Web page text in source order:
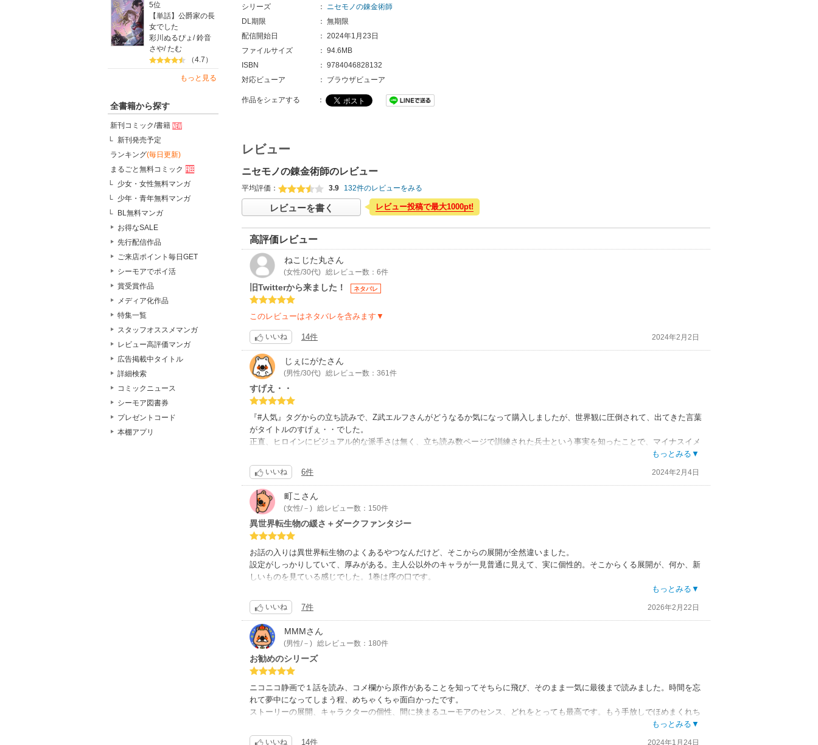
5位
【単話】公爵家の長
女でした
彩川ぬるぴょ /鈴音
さや/たむ
（4.7）
もっと見る
全書籍から探す
新刊コミック/書籍
新刊発売予定
ランキング(毎日更新)
まるごと無料コミック
少女・女性無料マンガ
少年・青年無料マンガ
BL無料マンガ
お得なSALE
先行配信作品
ご来店ポイント毎日GET
シーモアでポイ活
賞受賞作品
メディア化作品
特集一覧
スタッフオススメマンガ
レビュー高評価マンガ
広告掲載中タイトル
詳細検索
コミックニュース
シーモア図書券
プレゼントコード
本棚アプリ
シリーズ
：
ニセモノの錬金術師
DL期限
： 無期限
配信開始日
： 2024年1月23日
ファイルサイズ
： 94.6MB
ISBN
： 9784046828132
対応ビューア
： ブラウザビューア
作品をシェアする ：
レビュー
ニセモノの錬金術師のレビュー
平均評価： 3.9 132件のレビューをみる
レビューを書く レビュー投稿で最大1000pt!
高評価レビュー
ねこじた丸さん
(女性/30代) 総レビュー数：6件
旧Twitterから来ました！ ネタバレ
このレビューはネタバレを含みます▼
いいね 14件 2024年2月2日
じぇにがた さん
(男性/30代) 総レビュー数：361件
すげえ・・
『#人気』タグからの立ち読みで、Z武エルフさんがどうなるか気になって購入しましたが、世界観に圧倒されて、出てきた言葉
がタイトルのすげぇ・・でした。
正直、ヒロインにビジュアル的な派手さは無く、立ち読み数ページで訓練された兵士という事実を知ったことで、マイナスイメ
ージからのスタートでしたが、理解する前に先入観を持つことはホントに悪ですね。ここ最近でダントツの作品でした。
ここまで完成された世界観の作品は世の中になかなか無いですし、また、イラストも緻密なのにコミカルさもあって凄くマッチ
していて、とにかく凄い内容で、エルフさんがどうなるのか今後も目が離せないです。
もっとみる▼
いいね 6件 2024年2月4日
町こ さん
(女性/－) 総レビュー数：150件
異世界転生物の緩さ＋ダークファンタジー
お話の入りは異世界転生物のよくあるやつなんだけど、そこからの展開が全然違いました。
設定がしっかりしていて、厚みがある。主人公以外のキャラが一見普通に見えて、実に個性的。そこからくる展開が、何か、新
しいものを見ている感じでした。1巻は序の口です。
ジャンルは多分ダークファンタジー。でも、主人公がお人好しというか、チョロいというか。異世界転生物で有りがちな緩さ
と、奴隷ノアの出自からくるダークさが、いい塩梅で面白さに繋がっていると思う。
3巻ノアちゃん最高。
読むのが止められずに既刊5巻読了。
少しハードなのが読める人ならおすすめです。
もっとみる▼
いいね 7件 2026年2月22日
MMMさん
(男性/－) 総レビュー数：180件
お勧めのシリーズ
ニコニコ静画で１話を読み、コメ欄から原作があることを知ってそちらに飛び、そのまま一気に最後まで読みました。時間を忘
れて夢中になってしまう程、めちゃくちゃ面白かったです。
ストーリーの展開、キャラクターの個性、間に挟まるユーモアのセンス、どれをとっても最高です。もう手放しでほめまくれち
ゃう。そんな原作の魅力をうめ丸先生が100000％引き出してくれていて「あっ、これはもう素晴らしい作品になるな」と確信を
得ました。これから先ずっと応援しつづけるので、最後まで走り抜けてくださ～い！！！アニメ化しても…いいぞ…！！！
もっとみる▼
いいね 14件 2024年1月24日